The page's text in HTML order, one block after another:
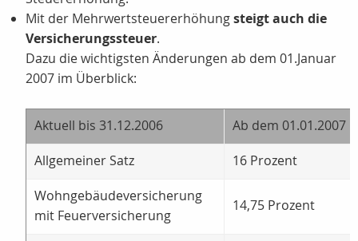
Mit der Mehrwertsteuererhöhungsteigt auch die
Versicherungssteuer.
Dazu die wichtigsten Änderungen ab dem 01.Januar
2007 im Überblick:
Aktuell bis 31.12.2006
Ab dem 01.01.2007
Allgemeiner Satz
16 Prozent
Wohngebäudeversicherung
mit Feuerversicherung
14,75 Prozent